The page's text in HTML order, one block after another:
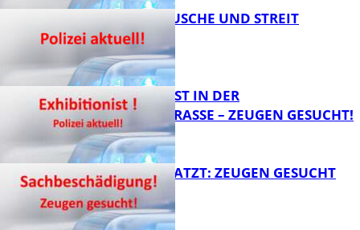
KNALLGERÄUSCHE UND STREIT
EXHIBITIONIST IN DER
VELMANNSTRASSE – ZEUGEN GESUCHT!
AUTO ZERKRATZT: ZEUGEN GESUCHT